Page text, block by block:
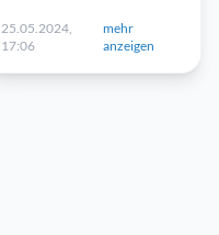
25.05.2024,
17:06
mehr
anzeigen